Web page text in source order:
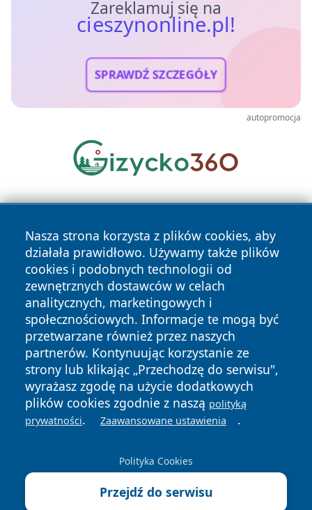
Zareklamuj się na
cieszynonline.pl!
SPRAWDŹ SZCZEGÓŁY
autopromocja
Nasza strona korzysta z plików cookies, aby
działała prawidłowo. Używamy także plików
cookies i podobnych technologii od
zewnętrznych dostawców w celach
analitycznych, marketingowych i
społecznościowych. Informacje te mogą być
przetwarzane również przez naszych
partnerów. Kontynuując korzystanie ze
strony lub klikając „Przechodzę do serwisu",
wyrażasz zgodę na użycie dodatkowych
plików cookies zgodnie z naszą polityką
prywatności. Zaawansowane ustawienia .
Polityka Cookies
Przejdź do serwisu
Copyright © 2026 cieszynonline.pl Wszystkie prawa
zastrzeżone.
News Autorzy
Polityka
Prywatności
Polityka
Cookies